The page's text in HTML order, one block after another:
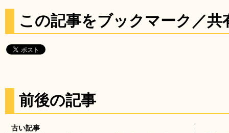
この記事をブックマーク／共
前後の記事
古い記事